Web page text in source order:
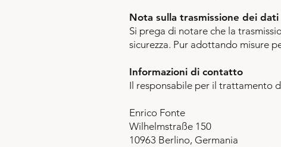
Nota sulla trasmissione dei dati
Si prega di notare che la
sicurezza. Pur adottando misure
Informazioni di contatto
Il responsabile per il trattamento
Enrico Fonte
Wilhelmstraße 150
10963 Berlino, Germania